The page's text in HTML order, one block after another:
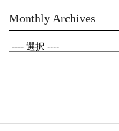
Monthly Archives